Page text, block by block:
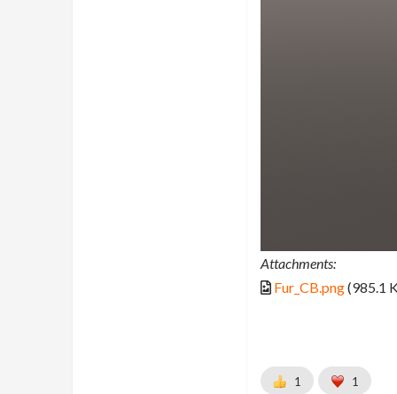
Attachments:
Fur_CB.png(985.1
1 1